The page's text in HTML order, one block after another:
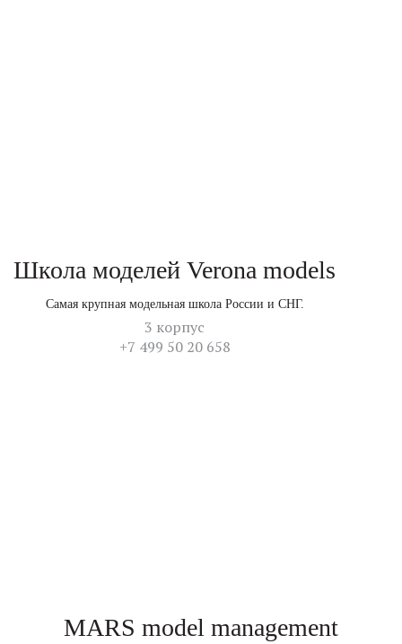
Школа моделей Verona models
Самая крупная модельная школа России и СНГ.
3 корпус
+7 499 50 20 658
MARS model management